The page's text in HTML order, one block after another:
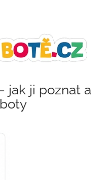
jak ji poznat a